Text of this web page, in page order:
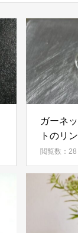
ガーネ
トのリ
閲覧数：28